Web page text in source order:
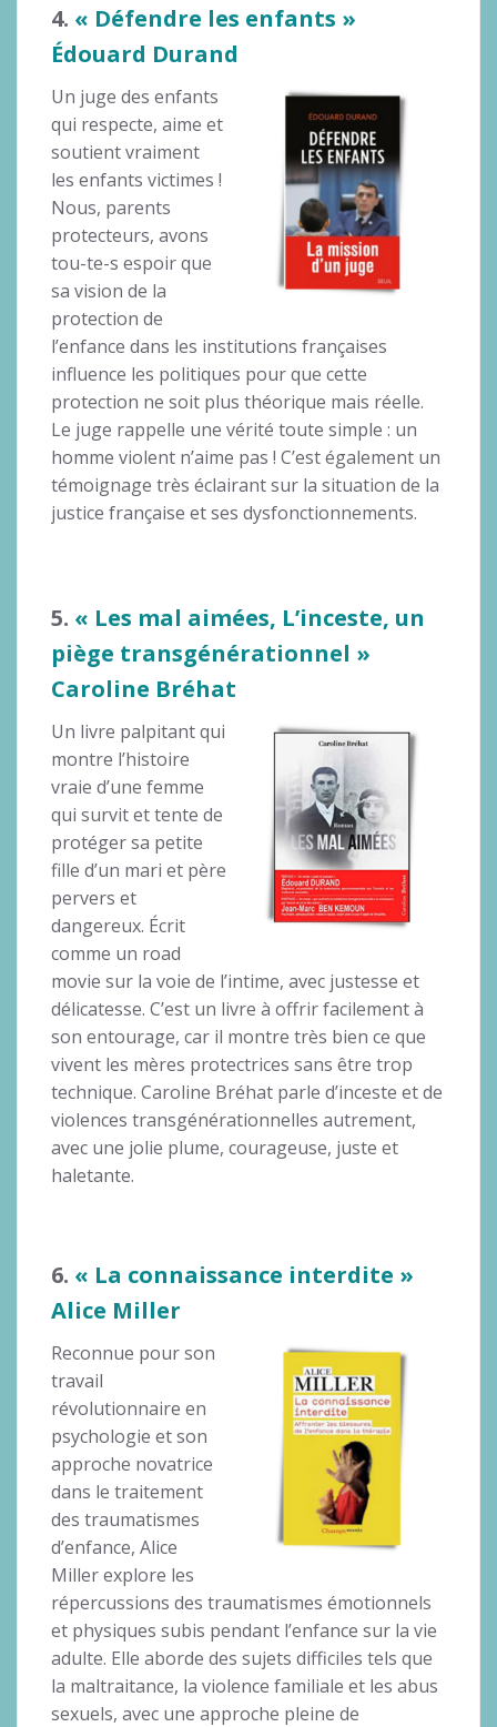
4. « Défendre les enfants »
Édouard Durand
Un juge des enfants
qui respecte, aime et
soutient vraiment
les enfants victimes !
Nous, parents
protecteurs, avons
tou-te-s espoir que
sa vision de la
protection de
l’enfance dans les institutions françaises
influence les politiques pour que cette
protection ne soit plus théorique mais réelle.
Le juge rappelle une vérité toute simple : un
homme violent n’aime pas ! C’est également un
témoignage très éclairant sur la situation de la
justice française et ses dysfonctionnements.
5. « Les mal aimées, L’inceste, un
piège transgénérationnel »
Caroline Bréhat
Un livre palpitant qui
montre l’histoire
vraie d’une femme
qui survit et tente de
protéger sa petite
fille d’un mari et père
pervers et
dangereux. Écrit
comme un road
movie sur la voie de l’intime, avec justesse et
délicatesse. C’est un livre à offrir facilement à
son entourage, car il montre très bien ce que
vivent les mères protectrices sans être trop
technique. Caroline Bréhat parle d’inceste et de
violences transgénérationnelles autrement,
avec une jolie plume, courageuse, juste et
haletante.
6. « La connaissance interdite »
Alice Miller
Reconnue pour son
travail
révolutionnaire en
psychologie et son
approche novatrice
dans le traitement
des traumatismes
d’enfance, Alice
Miller explore les
répercussions des traumatismes émotionnels
et physiques subis pendant l’enfance sur la vie
adulte. Elle aborde des sujets difficiles tels que
la maltraitance, la violence familiale et les abus
sexuels, avec une approche pleine de